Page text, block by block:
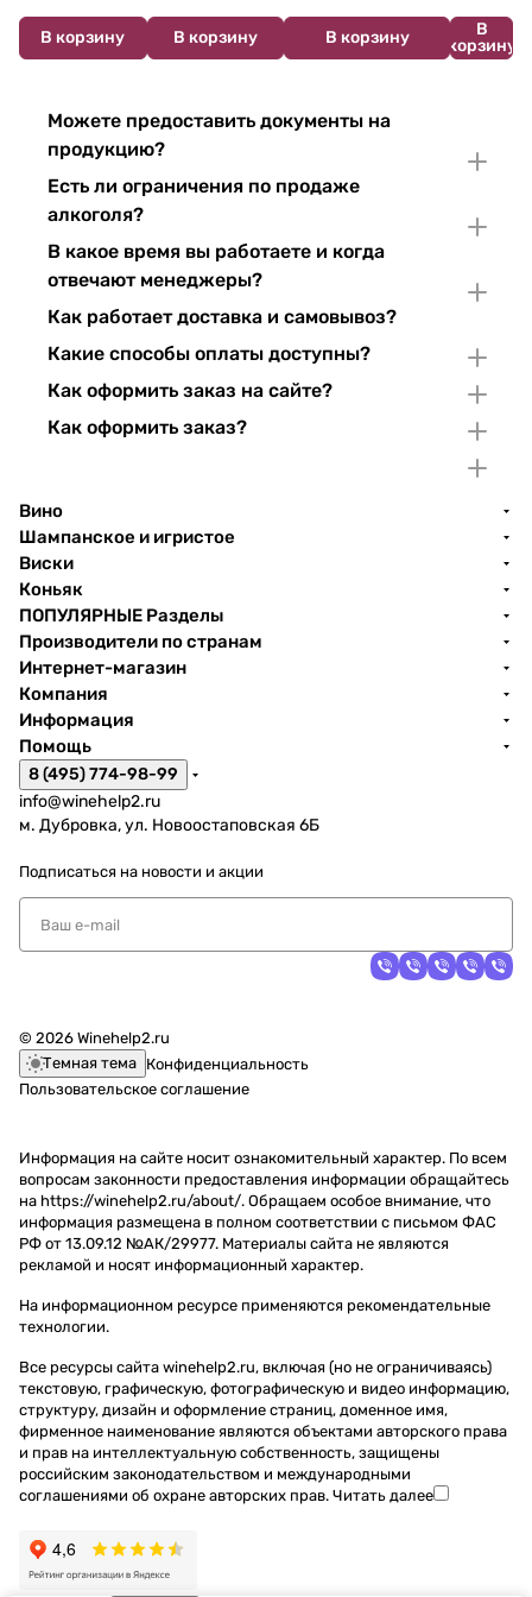
В корзину В корзину В корзину
В
корзину
Можете предоставить документы на
продукцию?
Есть ли ограничения по продаже
алкоголя?
В какое время вы работаете и когда
отвечают менеджеры?
Как работает доставка и самовывоз?
Какие способы оплаты доступны?
Как оформить заказ на сайте?
Как оформить заказ?
Вино
Шампанское и игристое
Виски
Коньяк
ПОПУЛЯРНЫЕ Разделы
Производители по странам
Интернет-магазин
Компания
Информация
Помощь
8 (495) 774-98-99
info@winehelp2.ru
м. Дубровка, ул. Новоостаповская 6Б
Подписаться на новости и акции
© 2026 Winehelp2.ru
Темная тема Конфиденциальность
Пользовательское соглашение
Информация на сайте носит ознакомительный характер. По всем
вопросам законности предоставления информации обращайтесь
на https://winehelp2.ru/about/. Обращаем особое внимание, что
информация размещена в полном соответствии с письмом ФАС
РФ от 13.09.12 №АК/29977. Материалы сайта не являются
рекламой и носят информационный характер.
На информационном ресурсе применяются рекомендательные
технологии.
Все ресурсы сайта winehelp2.ru, включая (но не ограничиваясь)
текстовую, графическую, фотографическую и видео информацию,
структуру, дизайн и оформление страниц, доменное имя,
фирменное наименование являются объектами авторского права
и прав на интеллектуальную собственность, защищены
российским законодательством и международными
соглашениями об охране авторских прав. Читать далее